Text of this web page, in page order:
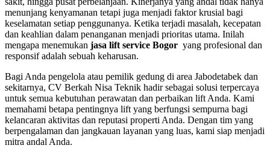
menunjang kenyamanan tetapi juga menjadi faktor krusial bagi
keselamatan setiap penggunanya. Ketika terjadi masalah, kecepatan
dan keahlian dalam penanganan menjadi prioritas utama. Inilah
mengapa menemukan jasa lift service Bogor yang profesional dan
responsif adalah sebuah keharusan.
Bagi Anda pengelola atau pemilik gedung di area Jabodetabek dan
sekitarnya, CV Berkah Nisa Teknik hadir sebagai solusi terpercaya
untuk semua kebutuhan perawatan dan perbaikan lift Anda. Kami
memahami betapa pentingnya lift yang berfungsi sempurna bagi
kelancaran aktivitas dan reputasi properti Anda. Dengan tim yang
berpengalaman dan jangkauan layanan yang luas, kami siap menjadi
mitra andal Anda.